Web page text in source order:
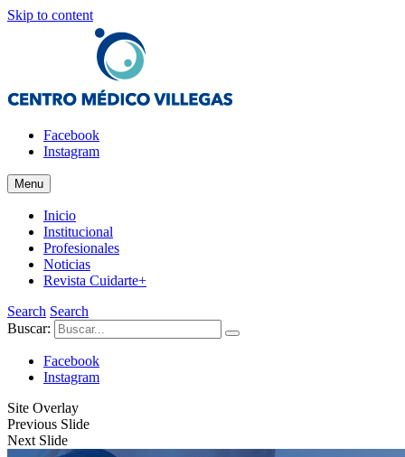
Skip to content
Centro Médico Villegas
Salud y Estética
Facebook
Instagram
Menu
Inicio
Institucional
Profesionales
Noticias
Revista Cuidarte+
Search Search
Buscar:
Facebook
Instagram
Site Overlay
Previous Slide
Next Slide